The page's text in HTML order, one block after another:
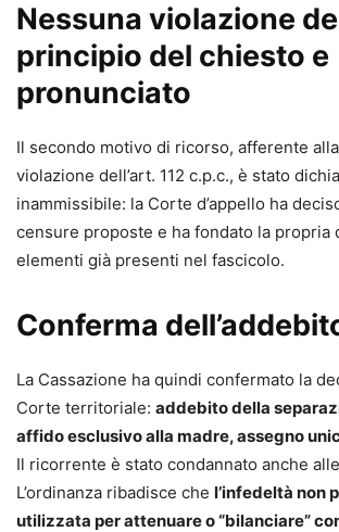
Nessuna violazione
principio del chiesto e
pronunciato
Il secondo motivo di ricorso, afferente
violazione dell’art. 112 c.p.c., è stato
inammissibile: la Corte d’appello ha
censure proposte e ha fondato la propria
elementi già presenti nel fascicolo.
Conferma
La Cassazione ha quindi confermato la
Corte territoriale: addebito della
affido esclusivo alla madre, assegno
Il ricorrente è stato condannato anche
L’ordinanza ribadisce che l’infedeltà non
utilizzata per attenuare o “bilanciare”